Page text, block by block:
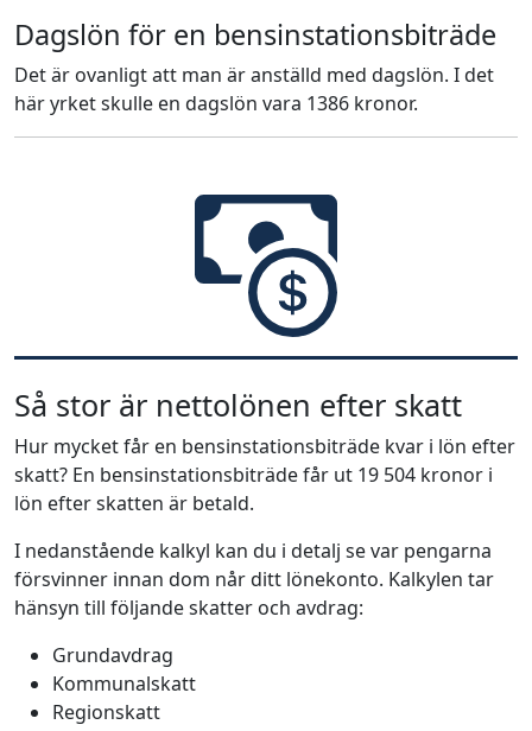
Dagslön för en bensinstationsbiträde
Det är ovanligt att man är anställd med dagslön. I det
här yrket skulle en dagslön vara 1386 kronor.
Så stor är nettolönen efter skatt
Hur mycket får en bensinstationsbiträde kvar i lön efter
skatt? En bensinstationsbiträde får ut 19 504 kronor i
lön efter skatten är betald.
I nedanstående kalkyl kan du i detalj se var pengarna
försvinner innan dom når ditt lönekonto. Kalkylen tar
hänsyn till följande skatter och avdrag:
Grundavdrag
Kommunalskatt
Regionskatt